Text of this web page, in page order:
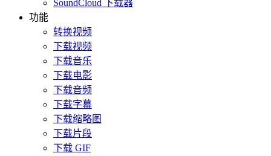
SoundCloud 下载器
功能
转换视频
下载视频
下载音乐
下载电影
下载音频
下载字幕
下载缩略图
下载片段
下载 GIF